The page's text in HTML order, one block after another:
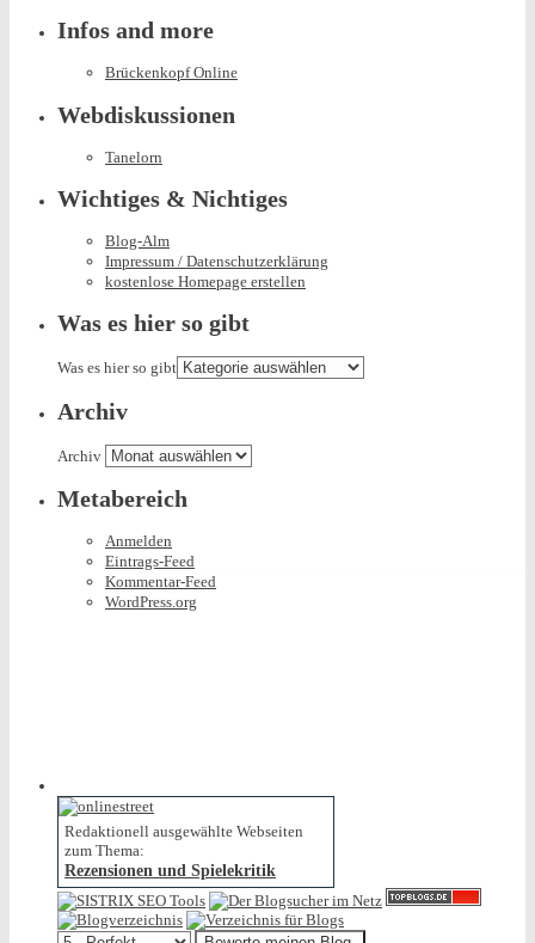
Infos and more
Brückenkopf Online
Webdiskussionen
Tanelorn
Wichtiges & Nichtiges
Blog-Alm
Impressum / Datenschutzerklärung
kostenlose Homepage erstellen
Was es hier so gibt
Was es hier so gibt
Archiv
Archiv
Metabereich
Anmelden
Eintrags-Feed
Kommentar-Feed
WordPress.org
Redaktionell ausgewählte Webseiten
zum Thema:
Rezensionen und Spielekritik